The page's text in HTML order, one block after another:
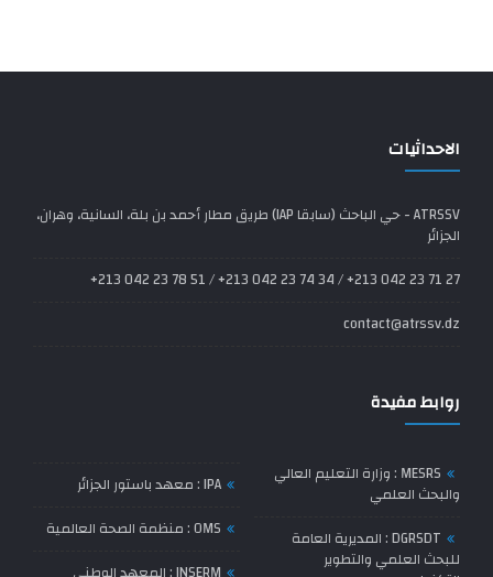
الاحداثيات
ATRSSV - حي الباحث (سابقا IAP) طريق مطار أحمد بن بلة، السانية، وهران،
الجزائر
27 71 23 042 213+ / 34 74 23 042 213+ / 51 78 23 042 213+
contact@atrssv.dz
روابط مفيدة
MESRS : وزارة التعليم العالي
والبحث العلمي
DGRSDT : المديرية العامة
للبحث العلمي والتطوير
IPA : معهد باستور الجزائر
OMS : منظمة الصحة العالمية